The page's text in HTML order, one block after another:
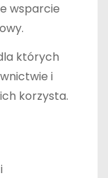
wsparcie
których
i
korzysta.